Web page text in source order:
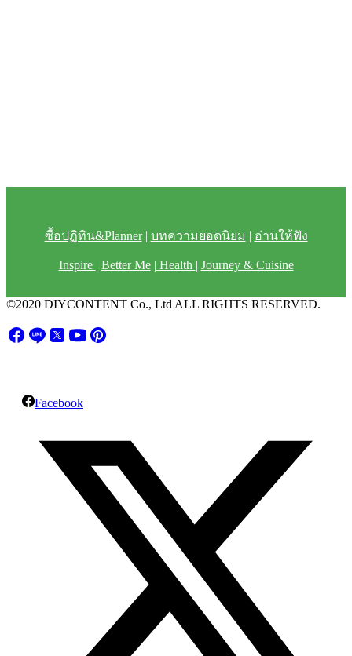
ซื้อปฏิทิน&Planner| บทความยอดนิยม | อ่านให้ฟัง
Inspire | Better Me| Health | Journey & Cuisine
©2020 DIYCONTENT Co., Ltd ALL RIGHTS RESERVED.
Facebook